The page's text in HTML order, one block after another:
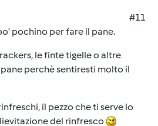
#11
pochino per fare il pane.
le finte tigelle o altre
perchè sentiresti molto il
il pezzo che ti serve lo
del rinfresco